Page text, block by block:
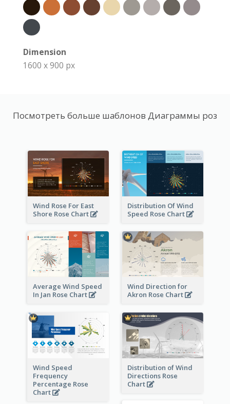
Dimension
1600 x 900 px
Посмотреть больше шаблонов Диаграммы роз
Wind Rose For East
Shore Rose Chart
Distribution Of Wind
Speed Rose Chart
Average Wind Speed
In Jan Rose Chart
Wind Direction for
Akron Rose Chart
Wind Speed
Frequency
Percentage Rose
Chart
Distribution of Wind
Directions Rose
Chart